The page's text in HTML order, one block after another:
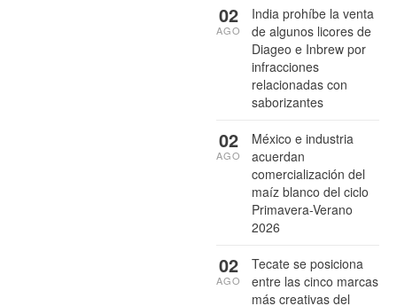
India prohíbe la venta
de algunos licores de
Diageo e Inbrew por
infracciones
relacionadas con
saborizantes
02
AGO
México e industria
acuerdan
comercialización del
maíz blanco del ciclo
Primavera-Verano
2026
02
AGO
Tecate se posiciona
entre las cinco marcas
más creativas del
02
AGO